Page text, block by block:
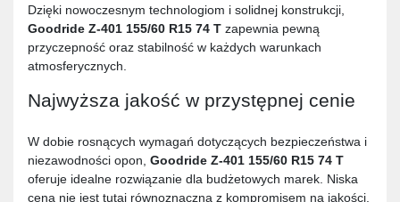
Dzięki nowoczesnym technologiom i solidnej konstrukcji,
Goodride Z-401 155/60 R15 74 T zapewnia pewną
przyczepność oraz stabilność w każdych warunkach
atmosferycznych.
Najwyższa jakość w przystępnej cenie
W dobie rosnących wymagań dotyczących bezpieczeństwa i
niezawodności opon, Goodride Z-401 155/60 R15 74 T
oferuje idealne rozwiązanie dla budżetowych marek. Niska
cena nie jest tutaj równoznaczna z kompromisem na jakości.